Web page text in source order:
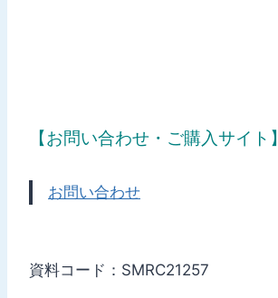
【お問い合わせ・ご購入サイト】
お問い合わせ
資料コード：SMRC21257